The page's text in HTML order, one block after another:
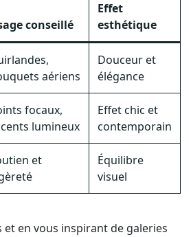
conseillé
Effet
esthétique
aériens
Douceur et
élégance
focaux,
lumineux
Effet chic et
contemporain
et
Équilibre
visuel
et en vous inspirant de galeries